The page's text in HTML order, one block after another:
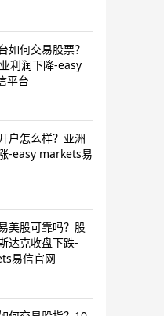
如何交易股票？
利润下降-easy
平台
户怎么样？亚洲
-easy markets易
美股可靠吗？股
达克收盘下跌-
易信官网